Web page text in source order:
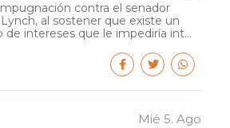
contra el senador
al sostener que existe un
intereses que le impediría int...
Mié 5. Ago